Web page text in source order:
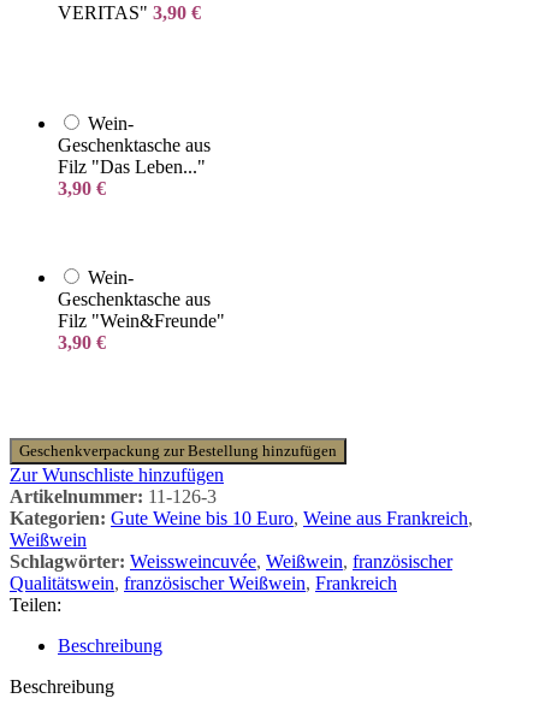
VERITAS" 3,90 €
Wein-
Geschenktasche aus
Filz "Das Leben..."
3,90 €
Wein-
Geschenktasche aus
Filz "Wein&Freunde"
3,90 €
Geschenkverpackung zur Bestellung hinzufügen
Zur Wunschliste hinzufügen
Artikelnummer: 11-126-3
Kategorien: Gute Weine bis 10 Euro, Weine aus Frankreich,
Weißwein
Schlagwörter: Weissweincuvée, Weißwein, französischer
Qualitätswein, französischer Weißwein, Frankreich
Teilen:
Beschreibung
Beschreibung